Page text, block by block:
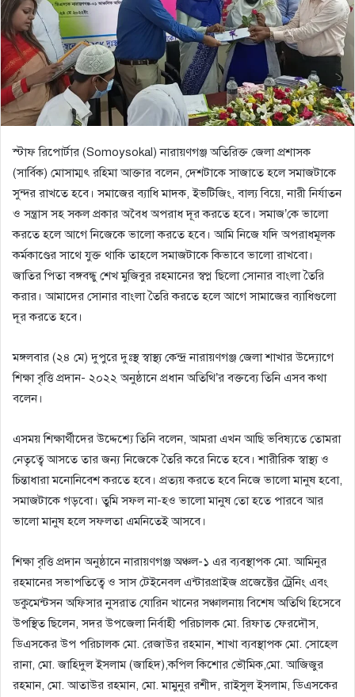
স্টাফ রিপোর্টার (Somoysokal) নারায়ণগঞ্জ অতিরিক্ত জেলা প্রশাসক
(সার্বিক) মোসাম্মৎ রহিমা আক্তার বলেন, দেশটাকে সাজাতে হলে সমাজটাকে
সুন্দর রাখতে হবে। সমাজের ব্যাধি মাদক, ইভটিজিং, বাল্য বিয়ে, নারী নির্যাতন
ও সন্ত্রাস সহ সকল প্রকার অবৈধ অপরাধ দূর করতে হবে। সমাজ’কে ভালো
করতে হলে আগে নিজেকে ভালো করতে হবে। আমি নিজে যদি অপরাধমূলক
কর্মকাণ্ডের সাথে যুক্ত থাকি তাহলে সমাজটাকে কিভাবে ভালো রাখবো।
জাতির পিতা বঙ্গবন্ধু শেখ মুজিবুর রহমানের স্বপ্ন ছিলো সোনার বাংলা তৈরি
করার। আমাদের সোনার বাংলা তৈরি করতে হলে আগে সামাজের ব্যাধিগুলো
দূর করতে হবে।
মঙ্গলবার (২৪ মে) দুপুরে দুঃস্থ স্বাস্থ্য কেন্দ্র নারায়ণগঞ্জ জেলা শাখার উদ্যোগে
শিক্ষা বৃত্তি প্রদান- ২০২২ অনুষ্ঠানে প্রধান অতিথি’র বক্তব্যে তিনি এসব কথা
বলেন।
এসময় শিক্ষার্থীদের উদ্দেশ্যে তিনি বলেন, আমরা এখন আছি ভবিষ্যতে তোমরা
নেতৃত্বে আসতে তার জন্য নিজেকে তৈরি করে নিতে হবে। শারীরিক স্বাস্থ্য ও
চিন্তাধারা মনোনিবেশ করতে হবে। প্রত্যয় করতে হবে নিজে ভালো মানুষ হবো,
সমাজটাকে গড়বো। তুমি সফল না-হও ভালো মানুষ তো হতে পারবে আর
ভালো মানুষ হলে সফলতা এমনিতেই আসবে।
শিক্ষা বৃত্তি প্রদান অনুষ্ঠানে নারায়ণগঞ্জ অঞ্চল-১ এর ব্যবস্থাপক মো. আমিনুর
রহমানের সভাপতিত্বে ও সাস টেইনেবল এন্টারপ্রাইজ প্রজেক্টের ট্রেনিং এবং
ডকুমেন্টসন অফিসার নুসরাত যোরিন খানের সঞ্চালনায় বিশেষ অতিথি হিসেবে
উপস্থিত ছিলেন, সদর উপজেলা নির্বাহী পরিচালক মো. রিফাত ফেরদৌস,
ডিএসকের উপ পরিচালক মো. রেজাউর রহমান, শাখা ব্যবস্থাপক মো. সোহেল
রানা, মো. জাহিদুল ইসলাম (জাহিদ),কপিল কিশোর ভৌমিক,মো. আজিজুর
রহমান, মো. আতাউর রহমান, মো. মামুনুর রশীদ, রাইসুল ইসলাম, ডিএসকের